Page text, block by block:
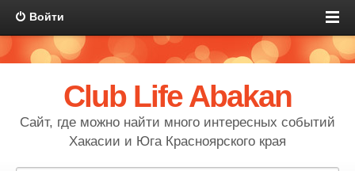
Войти
Club Life Abakan
Сайт, где можно найти много интересных событий
Хакасии и Юга Красноярского края